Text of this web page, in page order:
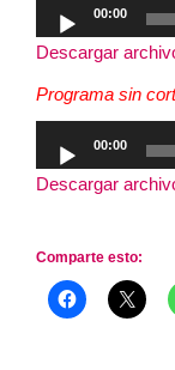
de
audio
00:00
Descargar
Programa sin
de
audio
00:00
Descargar
Comparte esto: